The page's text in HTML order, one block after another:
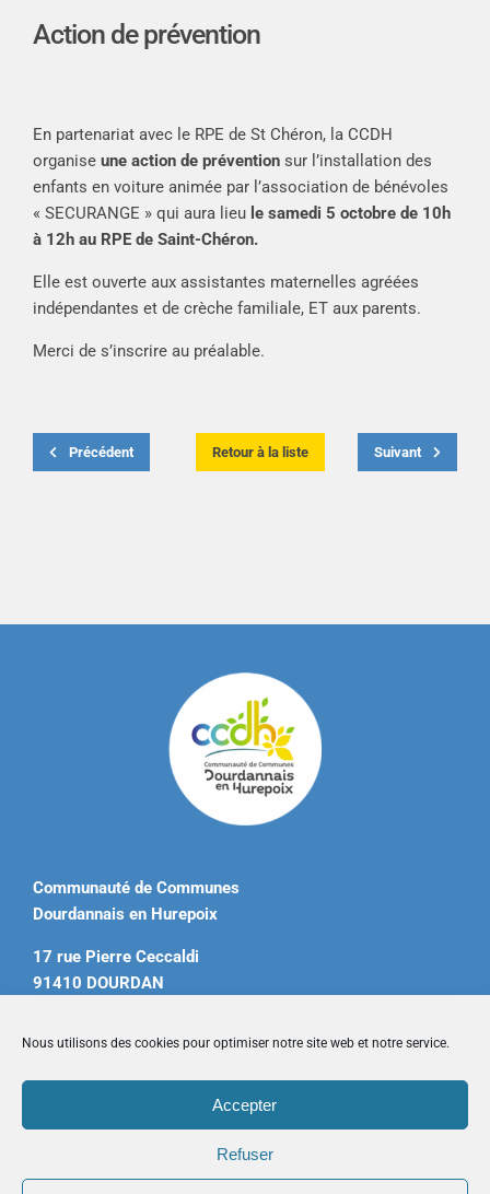
Nous utilisons des cookies pour optimiser notre site web et notre service.
Accepter
Refuser
Action de prévention
En partenariat avec le RPE de St Chéron, la CCDH
organise une action de préventionsur l’installation des
enfants en voiture animée par l’association de bénévoles
« SECURANGE » qui aura lieu le samedi 5 octobre de 10h
à 12h au RPE de Saint-Chéron.
Elle est ouverte aux assistantes maternelles agréées
indépendantes et de crèche familiale, ET aux parents.
Merci de s’inscrire au préalable.
Précédent Retour à la liste Suivant
Communauté de Communes
Dourdannais en Hurepoix
17 rue Pierre Ceccaldi
91410 DOURDAN
contact@ccdourdannais.com
Accueil|Plan du site|Mentions légales|Contactez-nous